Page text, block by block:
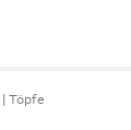
Töpfe